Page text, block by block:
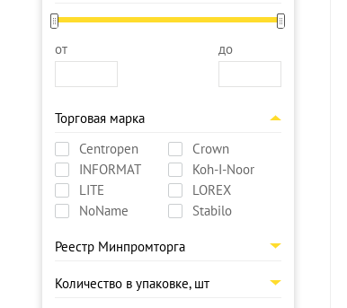
от до
Торговая марка
Centropen
Crown
INFORMAT
Koh-I-Noor
LITE
LOREX
NoName
Stabilo
Реестр Минпромторга
Количество в упаковке, шт